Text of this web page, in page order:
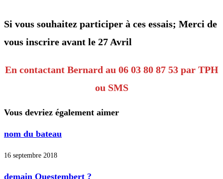
Si vous souhaitez participer à ces essais; Merci de
vous inscrire avant le 27 Avril
En contactant Bernard au 06 03 80 87 53 par TPH
ou SMS
Vous devriez également aimer
nom du bateau
16 septembre 2018
demain Questembert ?